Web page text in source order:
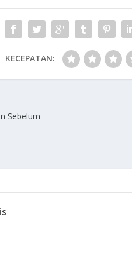
KECEPATAN:
Sebelum